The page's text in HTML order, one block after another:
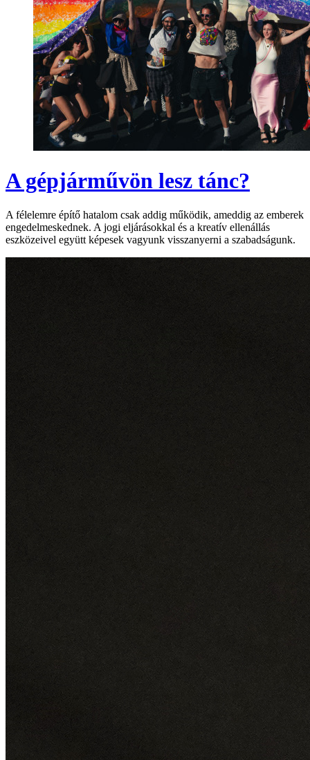
A gépjárművön lesz tánc?
A félelemre építő hatalom csak addig működik, ameddig az emberek
engedelmeskednek. A jogi eljárásokkal és a kreatív ellenállás
eszközeivel együtt képesek vagyunk visszanyerni a szabadságunk.